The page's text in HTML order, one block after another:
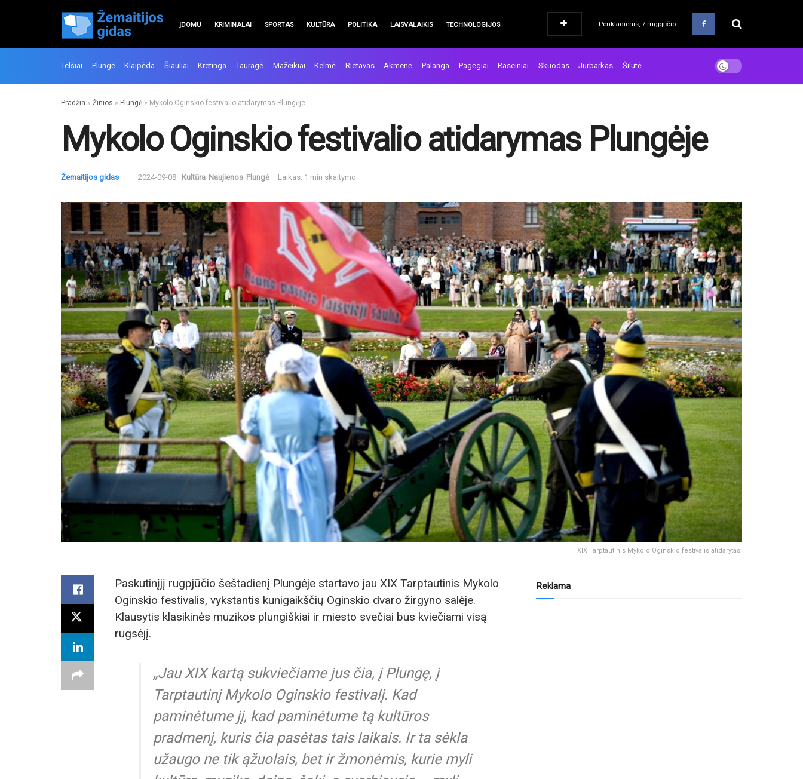
ĮDOMU KRIMINALAI SPORTAS KULTŪRA POLITIKA LAISVALAIKIS TECHNOLOGIJOS Penktadienis, 7 rugpjūčio
Telšiai Plungė Klaipėda Šiauliai Kretinga Tauragė Mažeikiai Kelmė Rietavas Akmenė Palanga Pagėgiai Raseiniai Skuodas Jurbarkas Šilutė
Pradžia » Žinios » Plungė » Mykolo Oginskio festivalio atidarymas Plungėje
Mykolo Oginskio festivalio atidarymas Plungėje
Žemaitijos gidas 2024-09-08 Kultūra Naujienos Plungė Laikas: 1 min skaitymo
XIX Tarptautinis Mykolo Oginskio festivalis atidarytas!
Paskutinįjį rugpjūčio šeštadienį Plungėje startavo jau XIX Tarptautinis Mykolo
Oginskio festivalis, vykstantis kunigaikščių Oginskio dvaro žirgyno salėje.
Klausytis klasikinės muzikos plungiškiai ir miesto svečiai bus kviečiami visą
rugsėjį.
„Jau XIX kartą sukviečiame jus čia, į Plungę, į
Tarptautinį Mykolo Oginskio festivalį. Kad
paminėtume jį, kad paminėtume tą kultūros
pradmenį, kuris čia pasėtas tais laikais. Ir ta sėkla
užaugo ne tik ąžuolais, bet ir žmonėmis, kurie myli
Reklama